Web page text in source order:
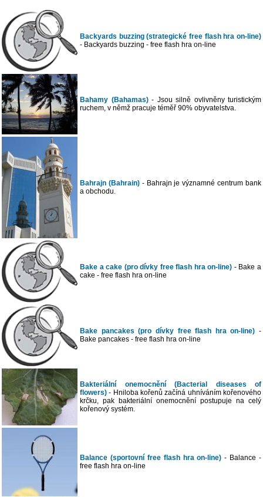
Backyards buzzing (strategické free flash hra on-line)
- Backyards buzzing - free flash hra on-line
Bahamy (Bahamas)- Jsou silně ovlivněny turistickým
ruchem, v němž pracuje téměř 90% obyvatelstva.
Bahrajn (Bahrain)- Bahrajn je významné centrum bank
a obchodu.
Bake a cake (pro dívky free flash hra on-line) - Bake a
cake - free flash hra on-line
Bake pancakes (pro dívky free flash hra on-line) -
Bake pancakes - free flash hra on-line
Bakteriální onemocnění (Bacterial diseases of
flowers) - Hniloba kořenů začíná uhníváním kořenového
krčku, pak bakteriální onemocnění postupuje na celý
kořenový systém.
Balance (sportovní free flash hra on-line) - Balance -
free flash hra on-line